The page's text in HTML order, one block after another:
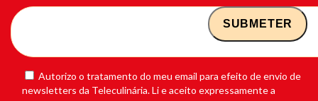
Autorizo o tratamento do meu email para efeito de envio de
newsletters da Teleculinária. Li e aceito expressamente a